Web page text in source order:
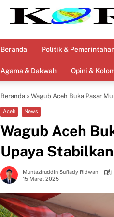
Beranda Politik &
Agama & Dakwah Opini &
Beranda » Wagub Aceh Buka Pasar
Aceh News
Wagub Aceh
Upaya
Muntaziruddin Sufiady Ridwan
15 Maret 2025